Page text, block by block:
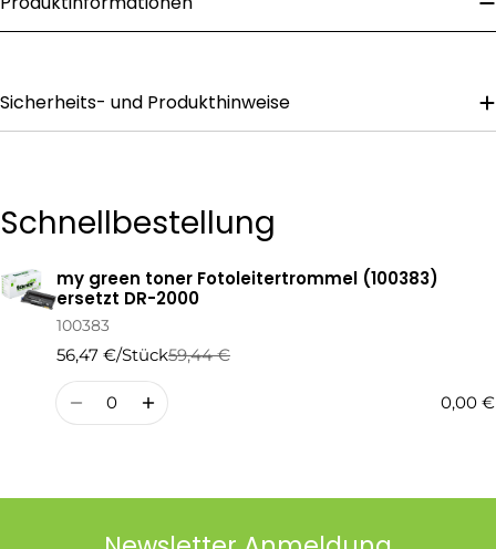
Ihre
Sicherheits- und Produkthinweise
Schnellbestellung
Ihr
Warenkorb
my green toner Fotoleitertrommel (100383)
ersetzt DR-2000
100383
56,47 €/Stück
Regulärer
Preis
59,44 €
Verkaufspreis
Menge
0,00 €